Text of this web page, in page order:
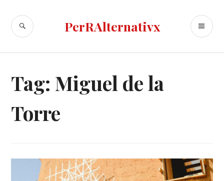
content
PerRAlternativx
SEARCH
Tag: Miguel de la
Torre